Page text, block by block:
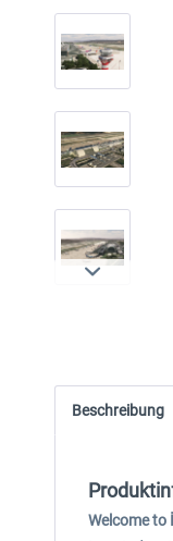
Beschreibung
Welcome to